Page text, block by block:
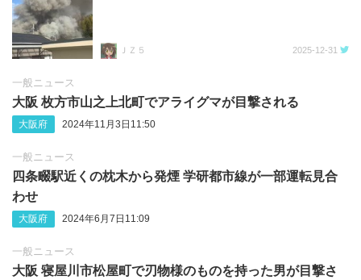
ＪＺ５ 2025-12-31
一般ニュース
大阪 枚方市山之上北町でアライグマが目撃される
大阪府 2024年11月3日11:50
一般ニュース
四条畷駅近くの枕木から発煙 学研都市線が一部運転見合
わせ
大阪府 2024年6月7日11:09
一般ニュース
大阪 寝屋川市松屋町で刃物様のものを持った男が目撃さ